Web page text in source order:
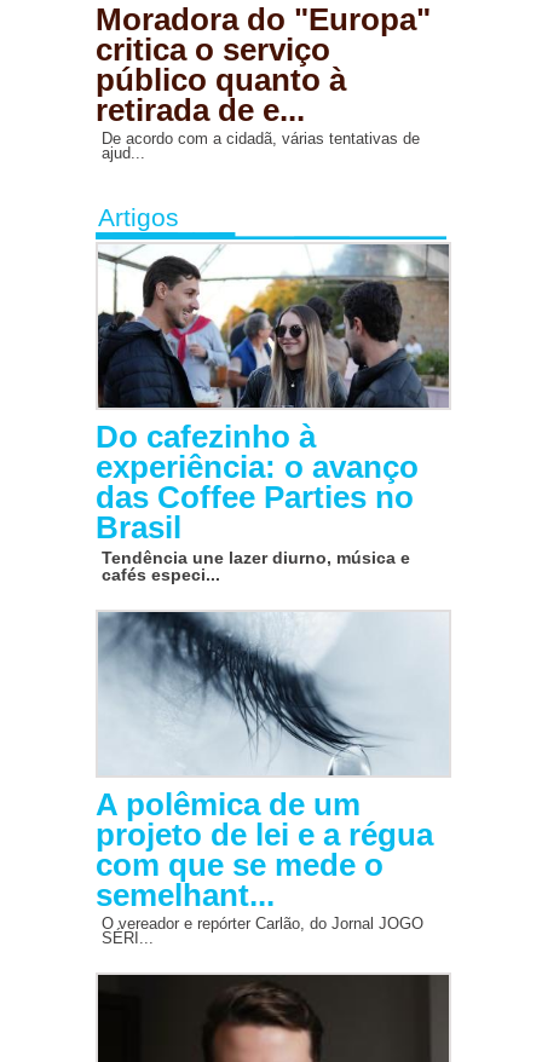
Moradora do "Europa"
critica o serviço
público quanto à
retirada de e...
De acordo com a cidadã, várias tentativas de
ajud...
Artigos
Do cafezinho à
experiência: o avanço
das Coffee Parties no
Brasil
Tendência une lazer diurno, música e
cafés especi...
A polêmica de um
projeto de lei e a régua
com que se mede o
semelhant...
O vereador e repórter Carlão, do Jornal JOGO
SÉRI...